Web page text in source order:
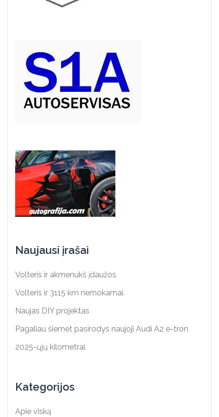
Naujausi įrašai
Volteris ir akmenukš įdaužos
Volteris ir 3115 km nemokamai.
Naujas DIY projektas
Pagaliau šiemet pasirodys naujoji Audi A2 e-tron
2025-ųjų kilometrai.
Kategorijos
Apie viską